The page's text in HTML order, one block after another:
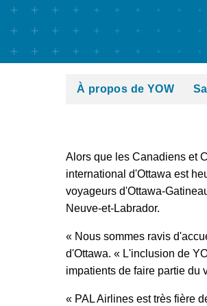
À propos de YOW
Alors que les Canadiens et
international d'Ottawa est
voyageurs d'Ottawa-
Neuve-et-Labrador.
« Nous sommes ravis
d'Ottawa. « L'inclusion de
impatients de faire partie du
« PAL Airlines est très fière